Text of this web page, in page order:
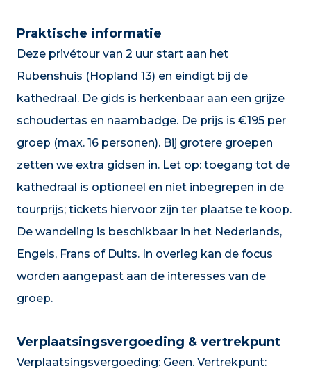
Praktische informatie
Deze privétour van 2 uur start aan het
Rubenshuis (Hopland 13) en eindigt bij de
kathedraal. De gids is herkenbaar aan een grijze
schoudertas en naambadge. De prijs is €195 per
groep (max. 16 personen). Bij grotere groepen
zetten we extra gidsen in. Let op: toegang tot de
kathedraal is optioneel en niet inbegrepen in de
tourprijs; tickets hiervoor zijn ter plaatse te koop.
De wandeling is beschikbaar in het Nederlands,
Engels, Frans of Duits. In overleg kan de focus
worden aangepast aan de interesses van de
groep.
Verplaatsingsvergoeding & vertrekpunt
Verplaatsingsvergoeding: Geen. Vertrekpunt: